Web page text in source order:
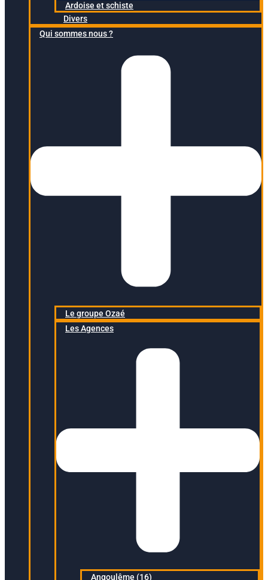
Ardoise et schiste
Divers
Qui sommes nous ?
Le groupe Ozaé
Les Agences
Angoulême (16)